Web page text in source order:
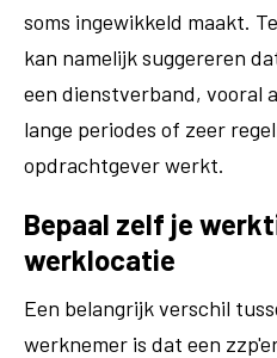
soms ingewikkeld maakt.
kan namelijk suggereren
een dienstverband, vooral
lange periodes of zeer
opdrachtgever werkt​.
Bepaal zelf je
werklocatie
Een belangrijk verschil
werknemer is dat een